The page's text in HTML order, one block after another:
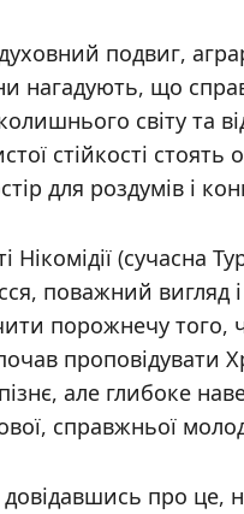
подвиг,
нагадують, що
світу та
стійкості
для роздумів і
Нікомідії
поважний вигляд
порожнечу того,
почав
але глибоке
справжньої
довідавшись про це,